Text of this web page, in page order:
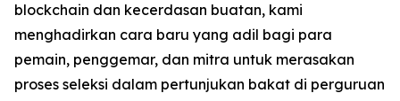
blockchain dan kecerdasan buatan, kami
menghadirkan cara baru yang adil bagi para
pemain, penggemar, dan mitra untuk merasakan
proses seleksi dalam pertunjukan bakat di perguruan